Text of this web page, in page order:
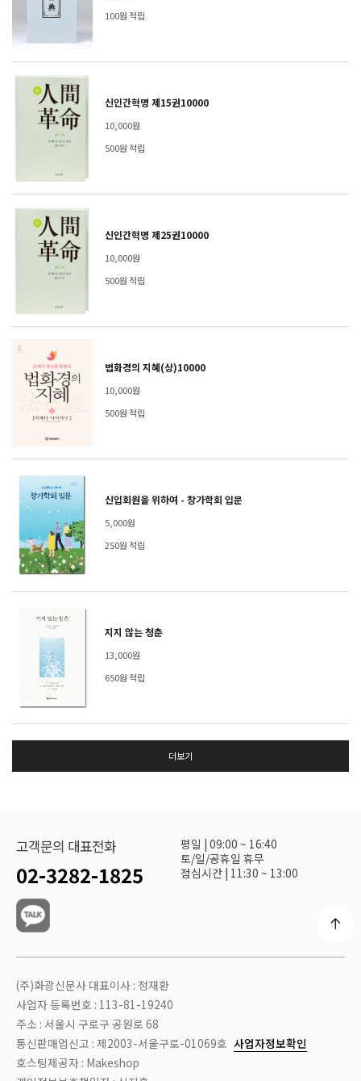
100원 적립
신인간혁명 제15권10000
10,000원
500원 적립
신인간혁명 제25권10000
10,000원
500원 적립
법화경의 지혜(상)10000
10,000원
500원 적립
신입회원을 위하여 - 창가학회 입문
5,000원
250원 적립
지지 않는 청춘
13,000원
650원 적립
더보기
고객문의 대표전화
02-3282-1825
평일 | 09:00 ~ 16:40
토/일/공휴일 휴무
점심시간 | 11:30 ~ 13:00
(주)화광신문사 대표이사 : 정재환
사업자 등록번호 : 113-81-19240
주소 : 서울시 구로구 공원로 68
통신판매업신고 : 제2003-서울구로-01069호 사업자정보확인
호스팅제공자 : Makeshop